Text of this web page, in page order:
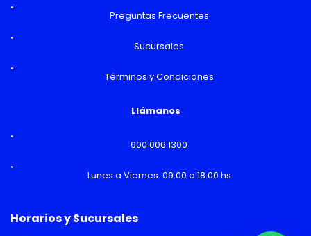
Preguntas Frecuentes
Sucursales
Términos y Condiciones
Llámanos
600 006 1300
Lunes a Viernes: 09:00 a 18:00 hs
Horarios y Sucursales